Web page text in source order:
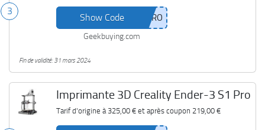
3
Show Code
Geekbuying.com
Fin de validité: 31 mars 2024
Imprimante 3D Creality Ender-3 S1 Pro
Tarif d'origine à 325,00 €et après coupon 219,00 €